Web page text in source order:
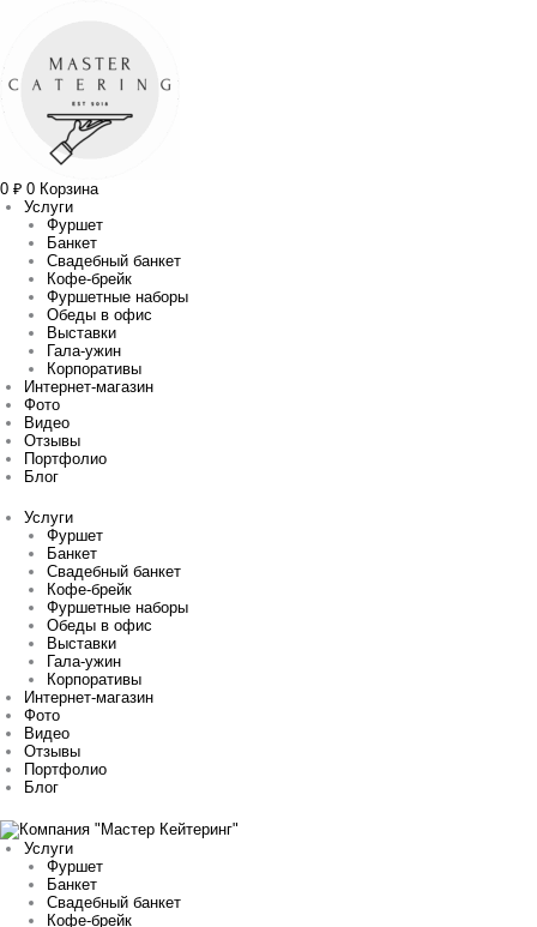
0 ₽ 0 Корзина
Услуги
Фуршет
Банкет
Свадебный банкет
Кофе-брейк
Фуршетные наборы
Обеды в офис
Выставки
Гала-ужин
Корпоративы
Интернет-магазин
Фото
Видео
Отзывы
Портфолио
Блог
Услуги
Фуршет
Банкет
Свадебный банкет
Кофе-брейк
Фуршетные наборы
Обеды в офис
Выставки
Гала-ужин
Корпоративы
Интернет-магазин
Фото
Видео
Отзывы
Портфолио
Блог
Услуги
Фуршет
Банкет
Свадебный банкет
Кофе-брейк
индейки
в
беконе